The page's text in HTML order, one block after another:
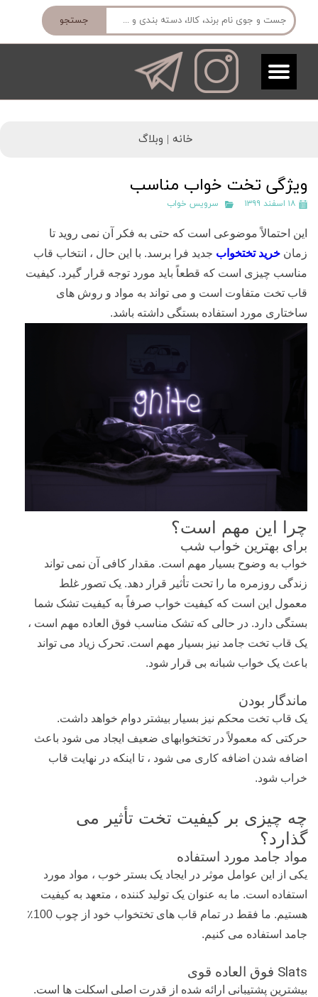
جستجو
خانه | وبلاگ
ویژگی تخت خواب مناسب
۱۸ اسفند ۱۳۹۹ سرویس خواب
این احتمالاً موضوعی است که حتی به فکر آن نمی روید تا
زمان خرید تختخواب جدید فرا برسد. با این حال ، انتخاب قاب
مناسب چیزی است که قطعاً باید مورد توجه قرار گیرد. کیفیت
قاب تخت متفاوت است و می تواند به مواد و روش های
ساختاری مورد استفاده بستگی داشته باشد.
چرا این مهم است؟
برای بهترین خواب شب
خواب به وضوح بسیار مهم است. مقدار کافی آن نمی تواند
زندگی روزمره ما را تحت تأثیر قرار دهد. یک تصور غلط
معمول این است که کیفیت خواب صرفاً به کیفیت تشک شما
بستگی دارد. در حالی که تشک مناسب فوق العاده مهم است ،
یک قاب تخت جامد نیز بسیار مهم است. تحرک زیاد می تواند
باعث یک خواب شبانه بی قرار شود.
ماندگار بودن
یک قاب تخت محکم نیز بسیار بیشتر دوام خواهد داشت.
حرکتی که معمولاً در تختخوابهای ضعیف ایجاد می شود باعث
اضافه شدن اضافه کاری می شود ، تا اینکه در نهایت قاب
خراب شود.
چه چیزی بر کیفیت تخت تأثیر می
گذارد؟
مواد جامد مورد استفاده
یکی از این عوامل موثر در ایجاد یک بستر خوب ، مواد مورد
استفاده است. ما به عنوان یک تولید کننده ، متعهد به کیفیت
هستیم. ما فقط در تمام قاب های تختخواب خود از چوب 100٪
جامد استفاده می کنیم.
Slats فوق العاده قوی
بیشترین پشتیبانی ارائه شده از قدرت اصلی اسکلت ها است.